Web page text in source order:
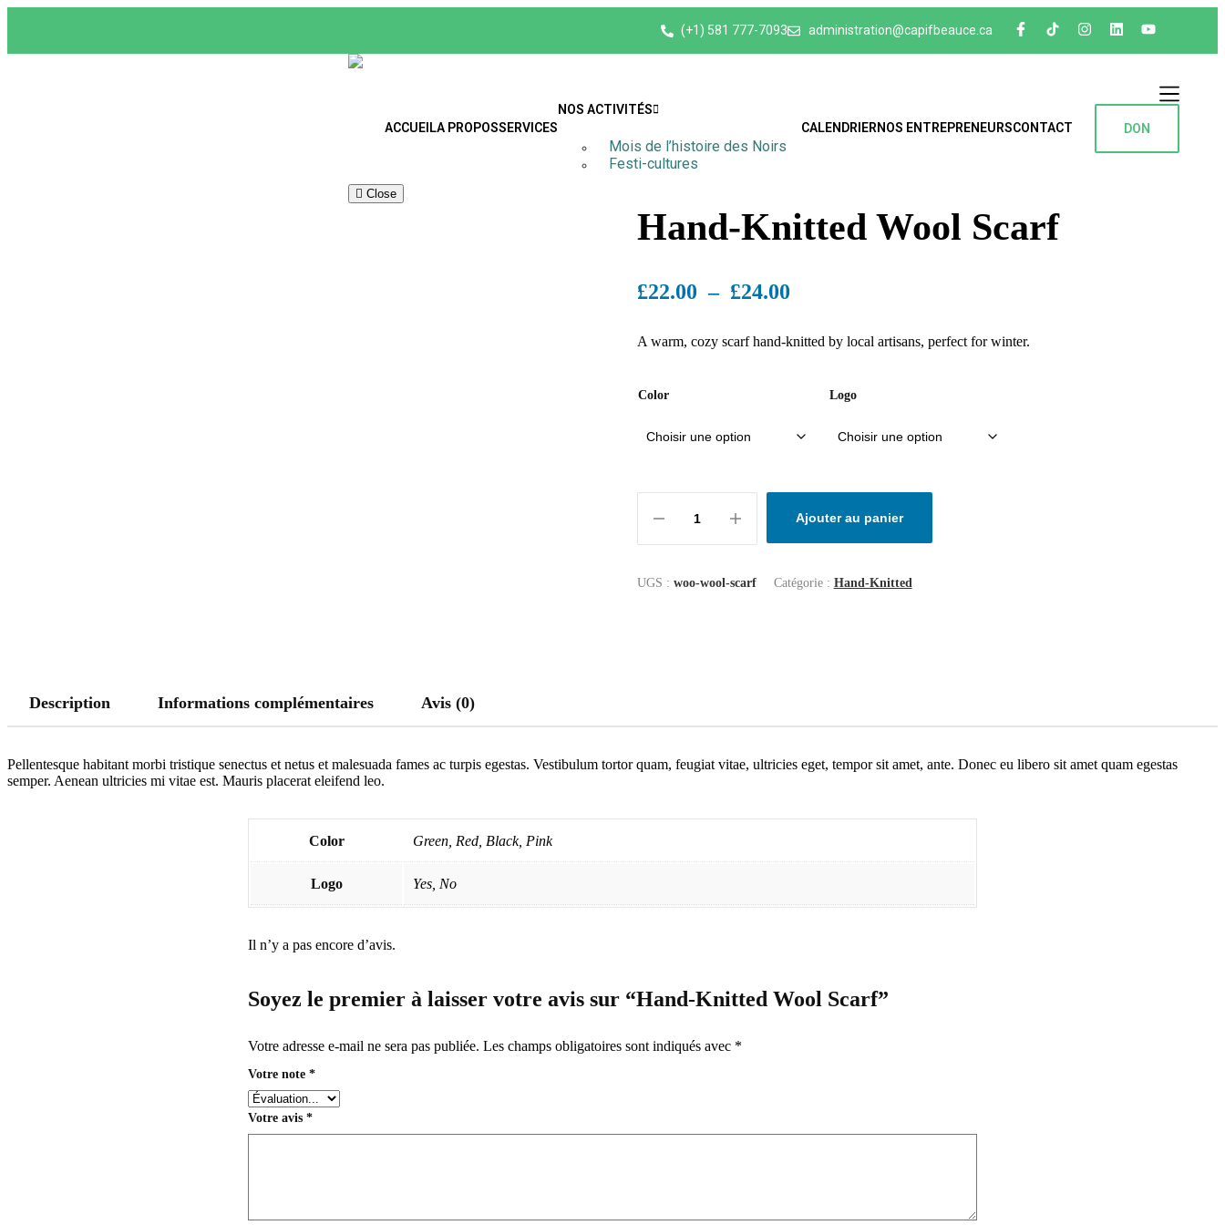
(+1) 581 777-7093 administration@capifbeauce.ca ​
ACCUEILA PROPOSSERVICES
NOS ACTIVITÉS
Mois de l’histoire des Noirs
Festi-cultures
CALENDRIERNOS ENTREPRENEURSCONTACT
Close
DON
Hand-Knitted Wool Scarf
£22.00 – £24.00
A warm, cozy scarf hand-knitted by local artisans, perfect for winter.
Color Logo
Ajouter au panier
UGS : woo-wool-scarf Catégorie : Hand-Knitted
Description Informations complémentaires Avis (0)
Pellentesque habitant morbi tristique senectus et netus et malesuada fames ac turpis egestas. Vestibulum tortor quam, feugiat vitae, ultricies eget, tempor sit amet, ante. Donec eu libero sit amet quam egestas
semper. Aenean ultricies mi vitae est. Mauris placerat eleifend leo.
Color Green, Red, Black, Pink
Logo Yes, No
Il n’y a pas encore d’avis.
Soyez le premier à laisser votre avis sur “Hand-Knitted Wool Scarf”
Votre adresse e-mail ne sera pas publiée. Les champs obligatoires sont indiqués avec *
Votre note *
Votre avis *